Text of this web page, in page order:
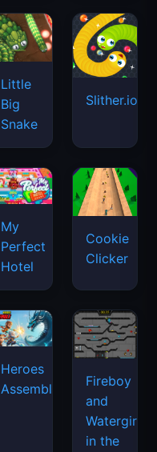
Little
Big
Snake
Slither.io
My
Perfect
Hotel
Cookie
Clicker
Heroes
Assemble
Fireboy
and
Watergirl
in the